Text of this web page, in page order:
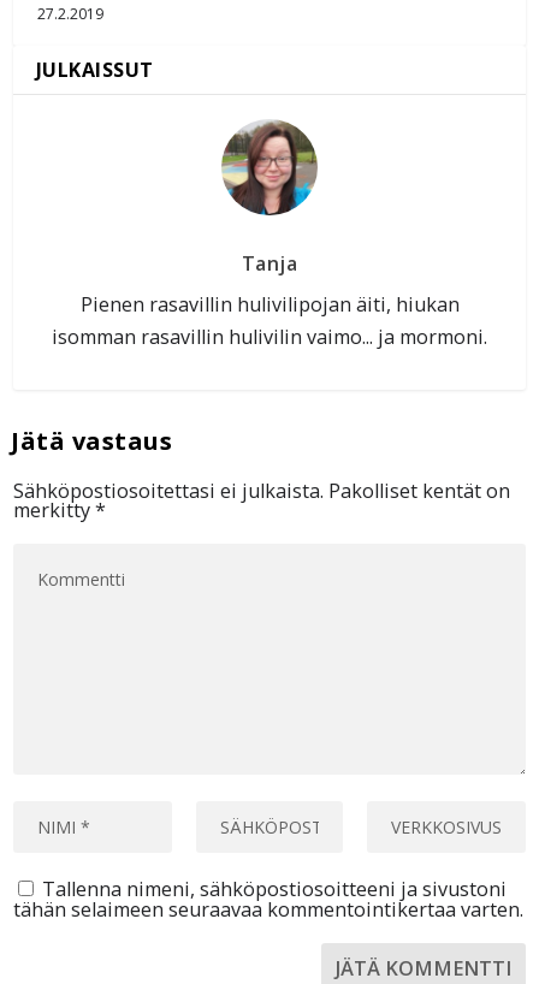
27.2.2019
Tanja
Pienen rasavillin hulivilipojan äiti, hiukan
isomman rasavillin hulivilin vaimo... ja mormoni.
Sähköpostiosoitettasi ei julkaista. Pakolliset kentät on
merkitty*
Tallenna nimeni, sähköpostiosoitteeni ja sivustoni
tähän selaimeen seuraavaa kommentointikertaa varten.